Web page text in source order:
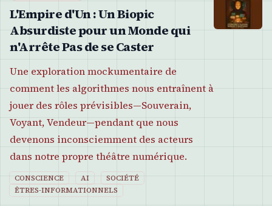
L'Empire d'Un : Un Biopic
Absurdiste pour un Monde qui
n'Arrête Pas de se Caster
Une exploration mockumentaire de
comment les algorithmes nous entraînent à
jouer des rôles prévisibles—Souverain,
Voyant, Vendeur—pendant que nous
devenons inconsciemment des acteurs
dans notre propre théâtre numérique.
CONSCIENCE AI
SOCIÉTÉ
ÊTRES-INFORMATIONNELS